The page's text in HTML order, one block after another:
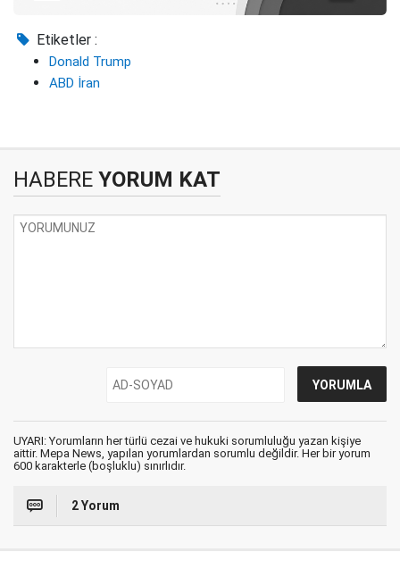
Etiketler :
Donald Trump
ABD İran
HABERE YORUM KAT
UYARI: Yorumların her türlü cezai ve hukuki sorumluluğu yazan kişiye
aittir. Mepa News, yapılan yorumlardan sorumlu değildir. Her bir yorum
600 karakterle (boşluklu) sınırlıdır.
2 Yorum